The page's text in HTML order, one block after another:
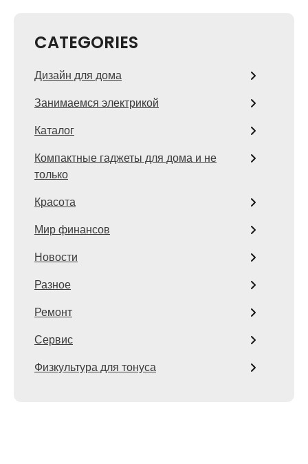
CATEGORIES
Дизайн для дома
Занимаемся электрикой
Каталог
Компактные гаджеты для дома и не
только
Красота
Мир финансов
Новости
Разное
Ремонт
Сервис
Физкультура для тонуса